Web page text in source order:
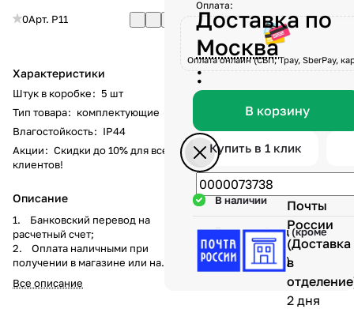
0Арт. P11
Характеристики
Штук в коробке: 5 шт
Тип товара: комплектующие
Влагостойкость: IP44
Акции: Скидки до 10% для всех
клиентов!
Описание
1. Банковский перевод на
расчетный счет;
2. Оплата наличными при
получении в магазине или на
складе компании а
также курьеру при доставке;
Все описание
Доставка по
Москва
:
Почты
России
(Доставка
в
2 дня
Оплата:
Оплата онлайн (СБП, Tpay, SberPay,
В корзину
Купить в 1 клик
В наличии
Гарантия 1 год (кроме
механических
повреждений)